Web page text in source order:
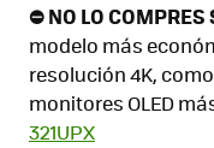
⛔ NO LO COMPRES
modelo más
resolución 4K,
monitores OLED
321UPX